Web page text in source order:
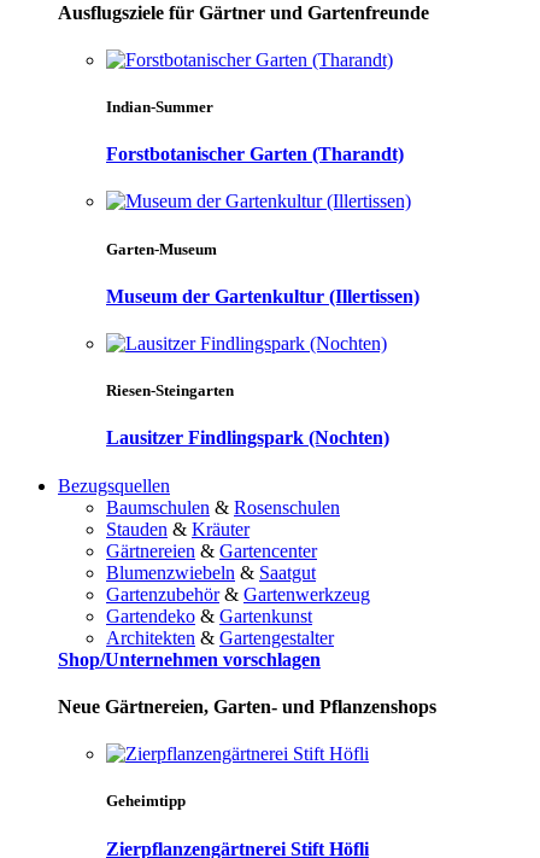
Ausflugsziele für Gärtner und Gartenfreunde
Indian-Summer
Forstbotanischer Garten (Tharandt)
Garten-Museum
Museum der Gartenkultur (Illertissen)
Riesen-Steingarten
Lausitzer Findlingspark (Nochten)
Bezugsquellen
Baumschulen & Rosenschulen
Stauden & Kräuter
Gärtnereien & Gartencenter
Blumenzwiebeln & Saatgut
Gartenzubehör& Gartenwerkzeug
Gartendeko & Gartenkunst
Architekten & Gartengestalter
Shop/Unternehmen vorschlagen
Neue Gärtnereien, Garten- und Pflanzenshops
Geheimtipp
Zierpflanzengärtnerei Stift Höfli